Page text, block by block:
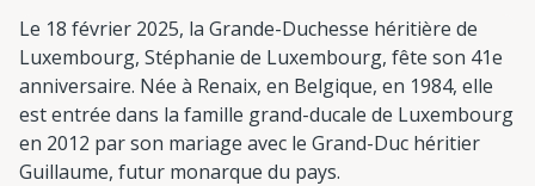
Le 18 février 2025, la Grande-Duchesse héritière de
Luxembourg, Stéphanie de Luxembourg, fête son 41e
anniversaire. Née à Renaix, en Belgique, en 1984, elle
est entrée dans la famille grand-ducale de Luxembourg
en 2012 par son mariage avec le Grand-Duc héritier
Guillaume, futur monarque du pays.